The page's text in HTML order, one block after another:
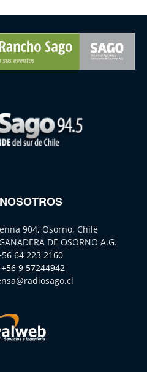
904, Osorno, Chile
DE OSORNO A.G.
64 223 2160
+56 9 57244942